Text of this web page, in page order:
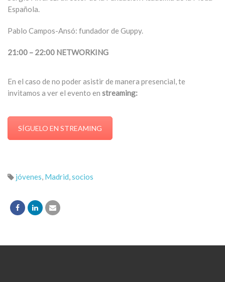
Española.
Pablo Campos-Ansó: fundador de Guppy.
21:00 – 22:00 NETWORKING
En el caso de no poder asistir de manera presencial, te
invitamos a ver el evento en streaming:
SÍGUELO EN STREAMING
jóvenes Madrid socios